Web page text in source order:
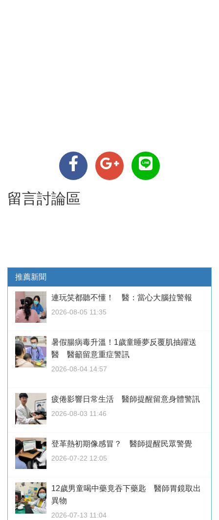
留言討論區
推薦新聞
連玩笑都聽不懂！ 醫：當心大腦拉警報
2026-08-05 11:35
暑假腸病毒升溫！1歲童睡夢反覆肌抽躍送
醫 醫籲留意重症警訊
2026-08-04 14:57
疲倦影響日常生活 醫師提醒留意身體警訊
2026-08-03 11:46
登革熱初期像感冒？ 醫師提醒民眾警覺
2026-07-22 12:05
12歲男童喝中藥竟吞下藥匙 醫師胃鏡取出
異物
2026-07-13 11:04